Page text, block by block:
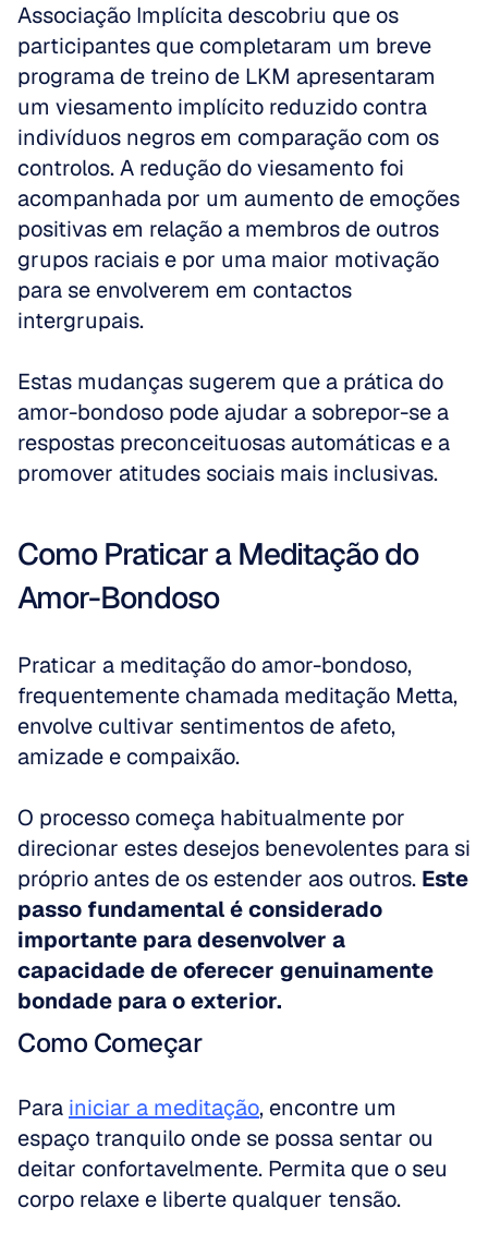
Associação Implícita descobriu que os
participantes que completaram um breve
programa de treino de LKM apresentaram
um viesamento implícito reduzido contra
indivíduos negros em comparação com os
controlos. A redução do viesamento foi
acompanhada por um aumento de emoções
positivas em relação a membros de outros
grupos raciais e por uma maior motivação
para se envolverem em contactos
intergrupais.
Estas mudanças sugerem que a prática do
amor-bondoso pode ajudar a sobrepor-se a
respostas preconceituosas automáticas e a
promover atitudes sociais mais inclusivas.
Como Praticar a Meditação do
Amor-Bondoso
Praticar a meditação do amor-bondoso,
frequentemente chamada meditação Metta,
envolve cultivar sentimentos de afeto,
amizade e compaixão.
O processo começa habitualmente por
direcionar estes desejos benevolentes para si
próprio antes de os estender aos outros. Este
passo fundamental é considerado
importante para desenvolver a
capacidade de oferecer genuinamente
bondade para o exterior.
Como Começar
Para iniciar a meditação, encontre um
espaço tranquilo onde se possa sentar ou
deitar confortavelmente. Permita que o seu
corpo relaxe e liberte qualquer tensão.